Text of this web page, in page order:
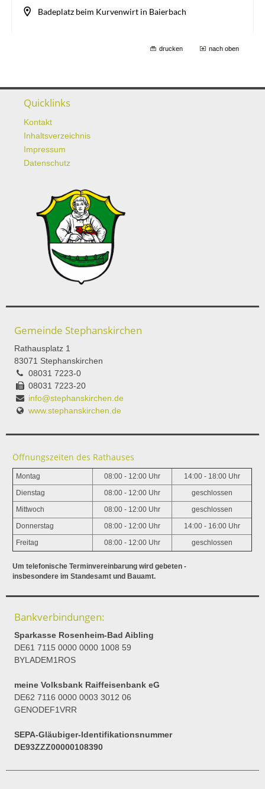
drucken nach oben
Quicklinks
Kontakt
Inhaltsverzeichnis
Impressum
Datenschutz
Gemeinde Stephanskirchen
Rathausplatz 1
83071 Stephanskirchen
08031 7223-0
08031 7223-20
info@stephanskirchen.de
www.stephanskirchen.de
Öffnungszeiten des Rathauses
Montag 08:00 - 12:00 Uhr 14:00 - 18:00 Uhr
Dienstag 08:00 - 12:00 Uhr geschlossen
Mittwoch 08:00 - 12:00 Uhr geschlossen
Donnerstag 08:00 - 12:00 Uhr 14:00 - 16:00 Uhr
Freitag 08:00 - 12:00 Uhr geschlossen
Um telefonische Terminvereinbarung wird gebeten -
insbesondere im Standesamt und Bauamt.
Bankverbindungen:
Sparkasse Rosenheim-Bad Aibling
DE61 7115 0000 0000 1008 59
BYLADEM1ROS
meine Volksbank Raiffeisenbank eG
DE62 7116 0000 0003 3012 06
GENODEF1VRR
SEPA-Gläubiger-Identifikationsnummer
DE93ZZZ00000108390